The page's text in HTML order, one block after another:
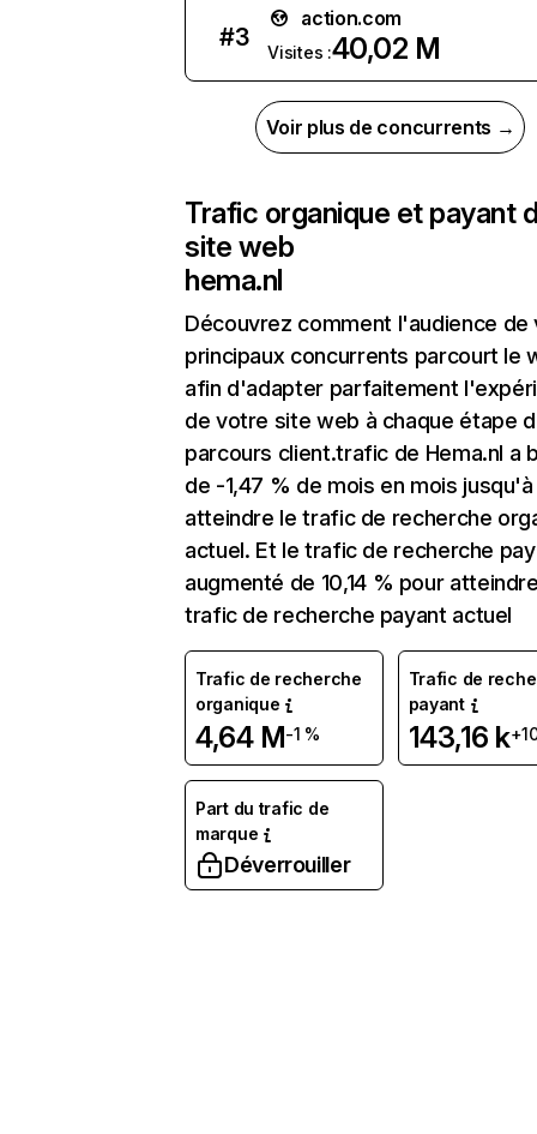
#3
action.com
Visites :40,02 M
Voir plus de concurrents →
Trafic organique et payant
site web
hema.nl
Découvrez comment l'audience de
principaux concurrents parcourt le
afin d'adapter parfaitement
de votre site web à chaque étape
parcours client.trafic de Hema.nl a
de -1,47 % de mois en mois jusqu'à
atteindre le trafic de recherche
actuel. Et le trafic de recherche
augmenté de 10,14 % pour
trafic de recherche payant actuel
Trafic de recherche
organique
4,64 M-1 %
Trafic de
payant
143,16 k
Part du trafic de
marque
Déverrouiller